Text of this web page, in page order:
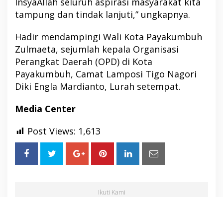
tampung dan tindak lanjuti,” ungkapnya.
Hadir mendampingi Wali Kota Payakumbuh
Zulmaeta, sejumlah kepala Organisasi
Perangkat Daerah (OPD) di Kota
Payakumbuh, Camat Lamposi Tigo Nagori
Diki Engla Mardianto, Lurah setempat.
Media Center
Post Views: 1,613
Ikuti Kami